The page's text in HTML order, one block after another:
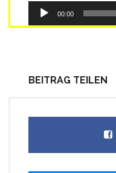
Audio-
Player
00:00
BEITRAG TEILEN